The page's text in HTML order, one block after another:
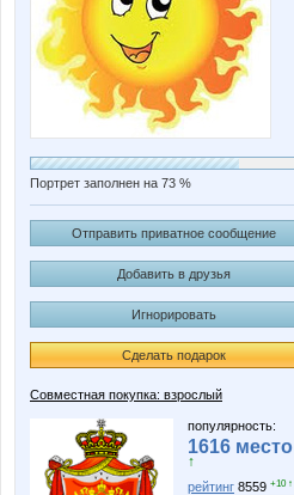
Портрет заполнен на 73 %
Отправить приватное сообщение
Добавить в друзья
Игнорировать
Сделать подарок
Совместная покупка: взрослый
популярность:
1616 место
↑
рейтинг 8559 +10 ↑